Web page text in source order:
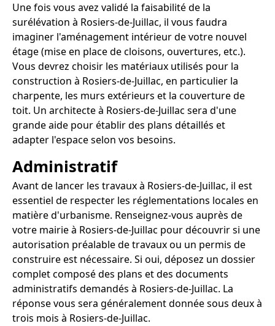
Une fois vous avez validé la faisabilité de la
surélévation à Rosiers-de-Juillac, il vous faudra
imaginer l'aménagement intérieur de votre nouvel
étage (mise en place de cloisons, ouvertures, etc.).
Vous devrez choisir les matériaux utilisés pour la
construction à Rosiers-de-Juillac, en particulier la
charpente, les murs extérieurs et la couverture de
toit. Un architecte à Rosiers-de-Juillac sera d'une
grande aide pour établir des plans détaillés et
adapter l'espace selon vos besoins.
Administratif
Avant de lancer les travaux à Rosiers-de-Juillac, il est
essentiel de respecter les réglementations locales en
matière d'urbanisme. Renseignez-vous auprès de
votre mairie à Rosiers-de-Juillac pour découvrir si une
autorisation préalable de travaux ou un permis de
construire est nécessaire. Si oui, déposez un dossier
complet composé des plans et des documents
administratifs demandés à Rosiers-de-Juillac. La
réponse vous sera généralement donnée sous deux à
trois mois à Rosiers-de-Juillac.